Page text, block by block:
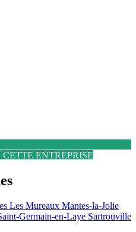
ENTREPRISE
Les Mureaux Mantes-la-Jolie
Germain-en-Laye Sartrouville